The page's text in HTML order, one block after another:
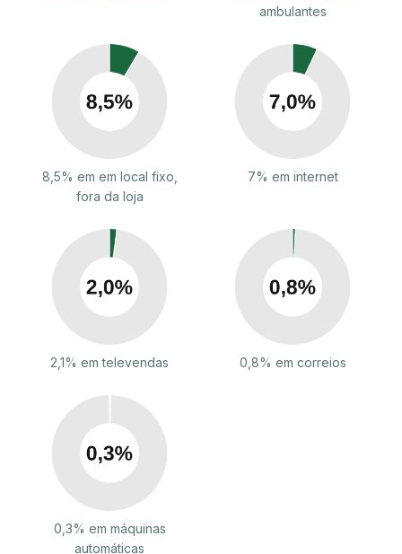
ambulantes
8,5% em em local fixo,
fora da loja
7% em internet
2,1% em televendas 0,8% em correios
0,3% em máquinas
automáticas